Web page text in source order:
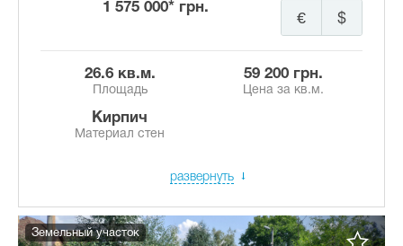
1 575 000* грн.
$
€
26.6 кв.м.
Площадь
59 200 грн.
Цена за кв.м.
Кирпич
Материал стен
развернуть
Земельный участок